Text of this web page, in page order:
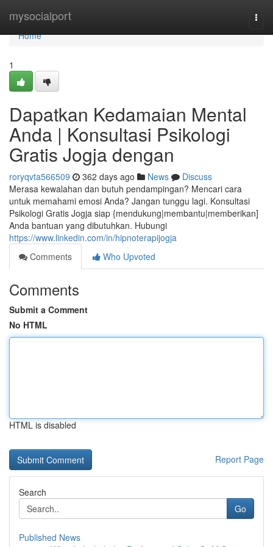
mysocialport
Home
Home
1
Dapatkan Kedamaian Mental
Anda | Konsultasi Psikologi
Gratis Jogja dengan
roryqvta566509 362 days ago News
Discuss
Merasa kewalahan dan butuh pendampingan? Mencari cara
untuk memahami emosi Anda? Jangan tunggu lagi. Konsultasi
Psikologi Gratis Jogja siap {mendukung|membantu|memberikan]
Anda bantuan yang dibutuhkan. Hubungi
https://www.linkedin.com/in/hipnoterapijogja
Comments
Who Upvoted
Comments
Submit a Comment
No HTML
HTML is disabled
Report Page
Search
Go
Published News